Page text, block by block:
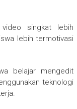
singkat lebih
lebih termotivasi
belajar mengedit
teknologi